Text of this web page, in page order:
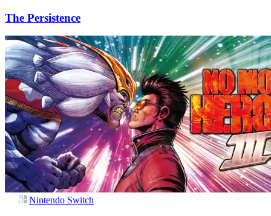
The Persistence
Nintendo Switch